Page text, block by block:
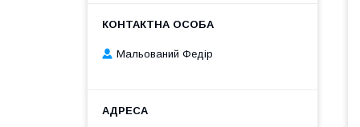
Мальований Федір